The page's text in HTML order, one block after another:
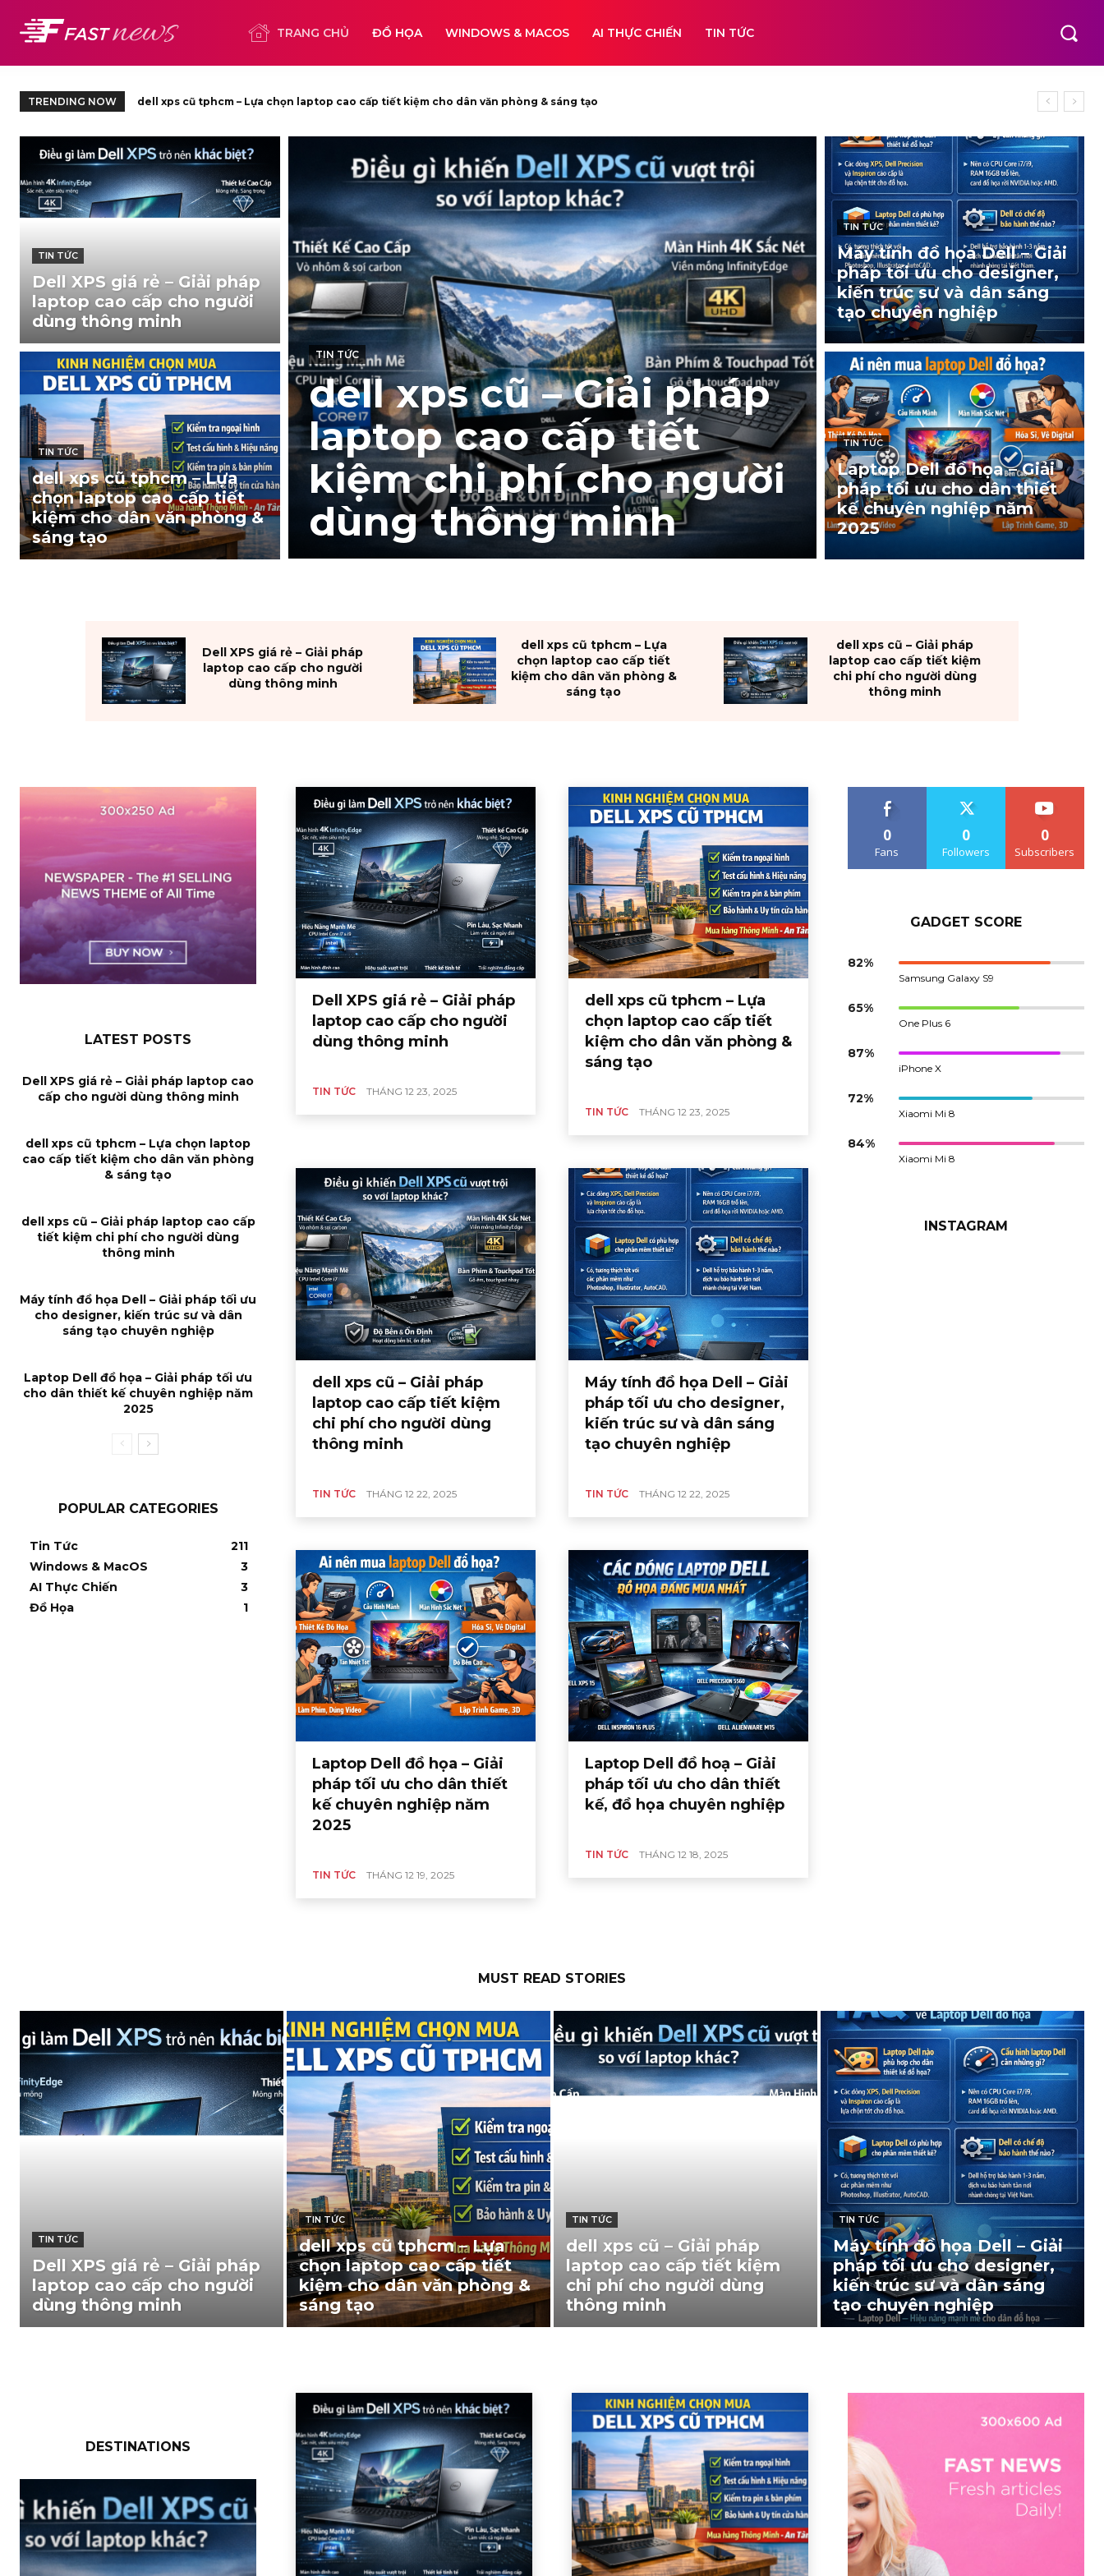
TRANG CHỦ ĐỒ HỌA WINDOWS & MACOS AI THỰC CHIẾN TIN TỨC
TRENDING NOW dell xps cũ – Giải pháp laptop cao cấp tiết kiệm chi phí cho người dùng thông minh
TIN TỨC
Dell XPS giá rẻ – Giải pháp
laptop cao cấp cho người
dùng thông minh
TIN TỨC
dell xps cũ tphcm – Lựa
chọn laptop cao cấp tiết
kiệm cho dân văn phòng &
sáng tạo
TIN TỨC
dell xps cũ – Giải pháp
laptop cao cấp tiết
kiệm chi phí cho người
dùng thông minh
TIN TỨC
Máy tính đồ họa Dell – Giải
pháp tối ưu cho designer,
kiến trúc sư và dân sáng
tạo chuyên nghiệp
TIN TỨC
Laptop Dell đồ họa – Giải
pháp tối ưu cho dân thiết
kế chuyên nghiệp năm
2025
Dell XPS giá rẻ – Giải pháp
laptop cao cấp cho người
dùng thông minh
dell xps cũ tphcm – Lựa
chọn laptop cao cấp tiết
kiệm cho dân văn phòng &
sáng tạo
dell xps cũ – Giải pháp
laptop cao cấp tiết kiệm
chi phí cho người dùng
thông minh
LATEST POSTS
Dell XPS giá rẻ – Giải pháp laptop cao
cấp cho người dùng thông minh
dell xps cũ tphcm – Lựa chọn laptop
cao cấp tiết kiệm cho dân văn phòng
& sáng tạo
dell xps cũ – Giải pháp laptop cao cấp
tiết kiệm chi phí cho người dùng
thông minh
Máy tính đồ họa Dell – Giải pháp tối ưu
cho designer, kiến trúc sư và dân
sáng tạo chuyên nghiệp
Laptop Dell đồ họa – Giải pháp tối ưu
cho dân thiết kế chuyên nghiệp năm
2025
POPULAR CATEGORIES
Tin Tức
211
Windows & MacOS
3
AI Thực Chiến
3
Đồ Họa
1
Dell XPS giá rẻ – Giải pháp
laptop cao cấp cho người
dùng thông minh
TIN TỨC THÁNG 12 23, 2025
dell xps cũ tphcm – Lựa
chọn laptop cao cấp tiết
kiệm cho dân văn phòng &
sáng tạo
TIN TỨC THÁNG 12 23, 2025
dell xps cũ – Giải pháp
laptop cao cấp tiết kiệm
chi phí cho người dùng
thông minh
TIN TỨC THÁNG 12 22, 2025
Máy tính đồ họa Dell – Giải
pháp tối ưu cho designer,
kiến trúc sư và dân sáng
tạo chuyên nghiệp
TIN TỨC THÁNG 12 22, 2025
Laptop Dell đồ họa – Giải
pháp tối ưu cho dân thiết
kế chuyên nghiệp năm
2025
TIN TỨC THÁNG 12 19, 2025
Laptop Dell đồ hoạ – Giải
pháp tối ưu cho dân thiết
kế, đồ họa chuyên nghiệp
TIN TỨC THÁNG 12 18, 2025
0
Fans
0
Followers
0
Subscribers
GADGET SCORE
82%
Samsung Galaxy S9
65%
One Plus 6
87%
iPhone X
72%
Xiaomi Mi 8
84%
Xiaomi Mi 8
INSTAGRAM
MUST READ STORIES
TIN TỨC
Dell XPS giá rẻ – Giải pháp
laptop cao cấp cho người
dùng thông minh
TIN TỨC
dell xps cũ tphcm – Lựa
chọn laptop cao cấp tiết
kiệm cho dân văn phòng &
sáng tạo
TIN TỨC
dell xps cũ – Giải pháp
laptop cao cấp tiết kiệm
chi phí cho người dùng
thông minh
TIN TỨC
Máy tính đồ họa Dell – Giải
pháp tối ưu cho designer,
kiến trúc sư và dân sáng
tạo chuyên nghiệp
DESTINATIONS